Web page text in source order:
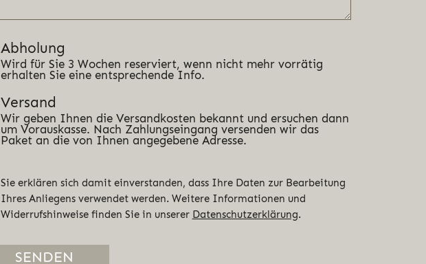
Abholung
Wird für Sie 3 Wochen reserviert, wenn nicht mehr vorrätig
erhalten Sie eine entsprechende Info.
Versand
Wir geben Ihnen die Versandkosten bekannt und ersuchen dann
um Vorauskasse. Nach Zahlungseingang versenden wir das
Paket an die von Ihnen angegebene Adresse.
Sie erklären sich damit einverstanden, dass Ihre Daten zur Bearbeitung
Ihres Anliegens verwendet werden. Weitere Informationen und
Widerrufshinweise finden Sie in unserer Datenschutzerklärung.